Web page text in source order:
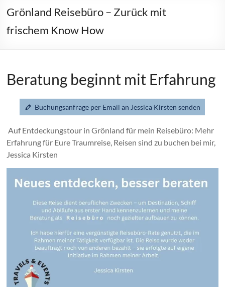
Grönland Reisebüro – Zurück mit
frischem Know How
Beratung beginnt mit Erfahrung
Buchungsanfrage per Email an Jessica Kirsten senden
Auf Entdeckungstour in Grönland für mein Reisebüro: Mehr
Erfahrung für Eure Traumreise, Reisen sind zu buchen bei mir,
Jessica Kirsten